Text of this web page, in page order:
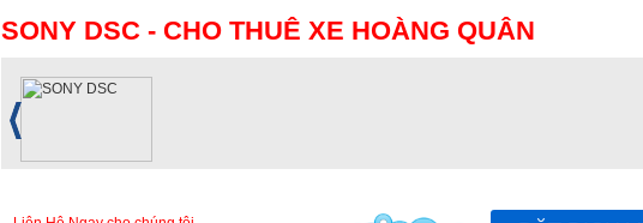
SONY DSC - CHO THUÊ XE HOÀNG QUÂN